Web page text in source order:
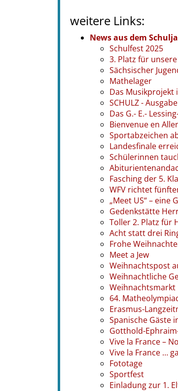
weitere Links:
News aus dem
Schulfest 2025
3. Platz für
Sächsischer
Mathelager
Das Musikprojekt
SCHULZ -
Das G.- E.-
Bienvenue en
Sportabzeichen
Landesfinale
Schülerinnen
Fasching der 5.
WFV richtet
„Meet US“ –
Gedenkstätte
Toller 2. Platz für
Acht statt drei
Frohe
Meet a Jew
Weihnachtspost
Weihnachtliche
Weihnachtsmarkt
64.
Erasmus-
Spanische Gäste
Gotthold-
Vive la France –
Vive la France …
Fototage
Sportfest
Einladung zur 1.